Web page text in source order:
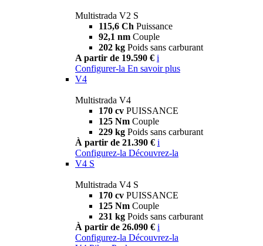
Multistrada V2 S
115,6 Ch Puissance
92,1 nm Couple
202 kg Poids sans carburant
A partir de 19.590 € i
Configurer-la En savoir plus
V4
Multistrada V4
170 cv PUISSANCE
125 Nm Couple
229 kg Poids sans carburant
À partir de 21.390 € i
Configurez-la Découvrez-la
V4 S
Multistrada V4 S
170 cv PUISSANCE
125 Nm Couple
231 kg Poids sans carburant
À partir de 26.090 € i
Configurez-la Découvrez-la